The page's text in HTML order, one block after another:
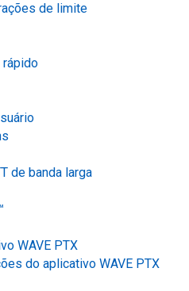
de limite
rápido
de banda larga
WAVE PTX
do aplicativo WAVE PTX